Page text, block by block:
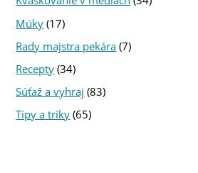
Múky (17)
Rady majstra pekára (7)
Recepty (34)
Súťaž a vyhraj (83)
Tipy a triky (65)